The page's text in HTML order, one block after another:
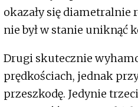
okazały się diametralnie
nie był w stanie
Drugi skutecznie
prędkościach, jednak
przeszkodę. Jedynie